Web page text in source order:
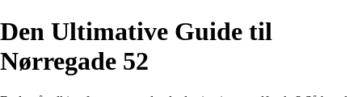
Den Ultimative Guide til
Nørregade 52